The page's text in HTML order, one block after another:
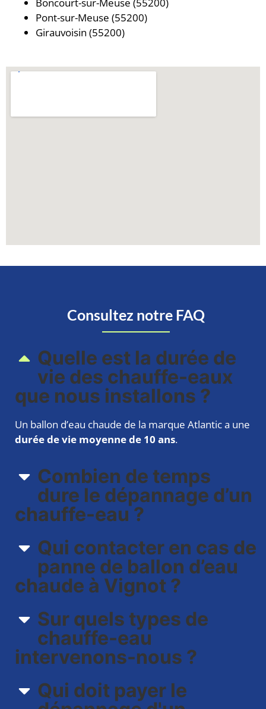
Boncourt-sur-Meuse (55200)
Pont-sur-Meuse (55200)
Girauvoisin (55200)
Consultez notre FAQ
Quelle est la durée de
vie des chauffe-eaux
que nous installons ?
Un ballon d’eau chaude de la marque Atlantic a une
durée de vie moyenne de 10 ans.
Combien de temps
dure le dépannage d’un
chauffe-eau ?
Qui contacter en cas de
panne de ballon d’eau
chaude à Vignot ?
Sur quels types de
chauffe-eau
intervenons-nous ?​
Qui doit payer le